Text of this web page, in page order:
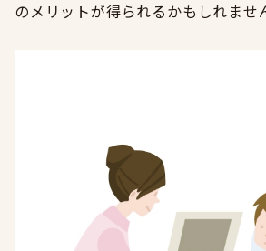
のメリットが得られるかもしれませ